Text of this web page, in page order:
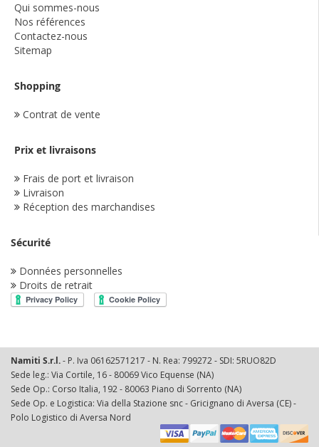
Qui sommes-nous
Nos références
Contactez-nous
Sitemap
Shopping
Contrat de vente
Prix et livraisons
Frais de port et livraison
Livraison
Réception des marchandises
Sécurité
Données personnelles
Droits de retrait
Namiti S.r.l.- P. Iva 06162571217 - N. Rea: 799272 - SDI: 5RUO82D
Sede leg.: Via Cortile, 16 - 80069 Vico Equense (NA)
Sede Op.: Corso Italia, 192 - 80063 Piano di Sorrento (NA)
Sede Op. e Logistica: Via della Stazione snc - Gricignano di Aversa (CE) -
Polo Logistico di Aversa Nord